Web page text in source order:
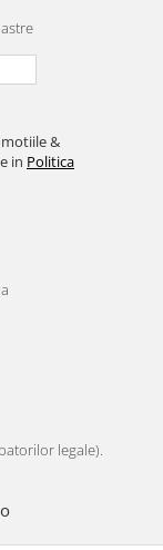
&
in Politica
legale).